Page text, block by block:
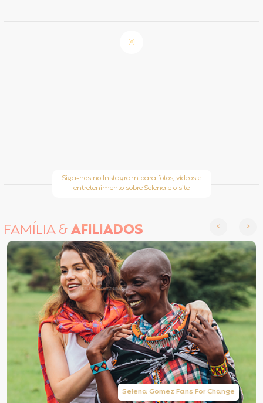
Siga-nos no Instagram para fotos, vídeos e
entretenimento sobre Selena e o site
FAMÍLIA &AFILIADOS
Selena Gomez Fans For Change